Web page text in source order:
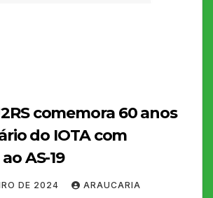
comemora 60 anos
do IOTA com
AS-19
DE 2024 ARAUCARIA